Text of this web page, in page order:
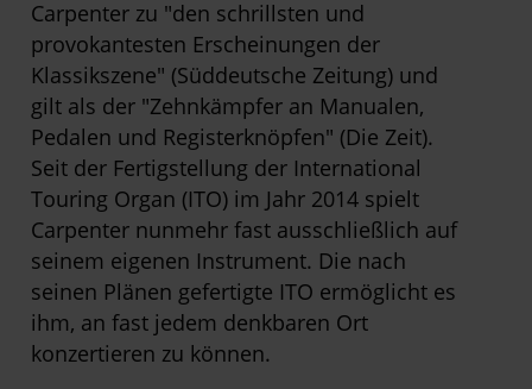
Carpenter zu "den schrillsten und
provokantesten Erscheinungen der
Klassikszene" (Süddeutsche Zeitung) und
gilt als der "Zehnkämpfer an Manualen,
Pedalen und Registerknöpfen" (Die Zeit).
Seit der Fertigstellung der International
Touring Organ (ITO) im Jahr 2014 spielt
Carpenter nunmehr fast ausschließlich auf
seinem eigenen Instrument. Die nach
seinen Plänen gefertigte ITO ermöglicht es
ihm, an fast jedem denkbaren Ort
konzertieren zu können.